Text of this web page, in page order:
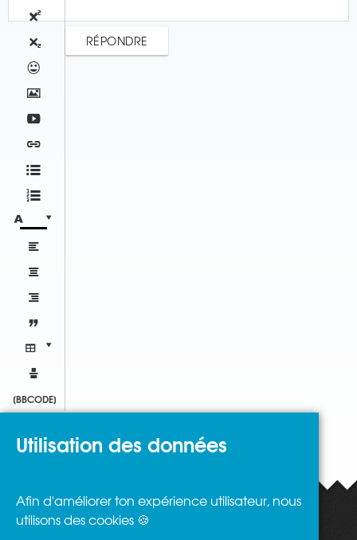

















[BBCODE]
Utilisation des données
Afin d'améliorer ton expérience utilisateur, nous
utilisons des cookies 🍪
Restons connectés